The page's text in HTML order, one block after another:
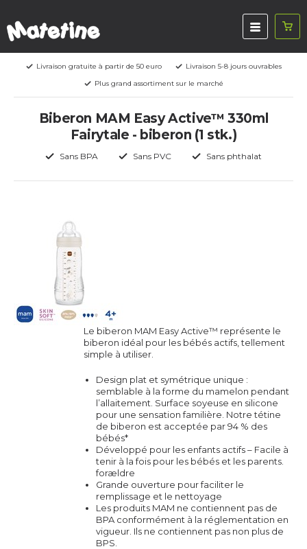
Livraison gratuite à partir de 50 euro
Livraison 5-8 jours ouvrables
Plus grand assortiment sur le marché
Biberon MAM Easy Active™ 330ml
Fairytale - biberon (1 stk.)
Sans BPA Sans PVC Sans phthalat
Le biberon MAM Easy Active™ représente le
biberon idéal pour les bébés actifs, tellement
simple à utiliser.
Design plat et symétrique unique :
semblable à la forme du mamelon pendant
l’allaitement. Surface soyeuse en silicone
pour une sensation familière. Notre tétine
de biberon est acceptée par 94 % des
bébés*
Développé pour les enfants actifs – Facile à
tenir à la fois pour les bébés et les parents.
forældre
Grande ouverture pour faciliter le
remplissage et le nettoyage
Les produits MAM ne contiennent pas de
BPA conformément à la réglementation en
vigueur. Ils ne contiennent pas non plus de
BPS.